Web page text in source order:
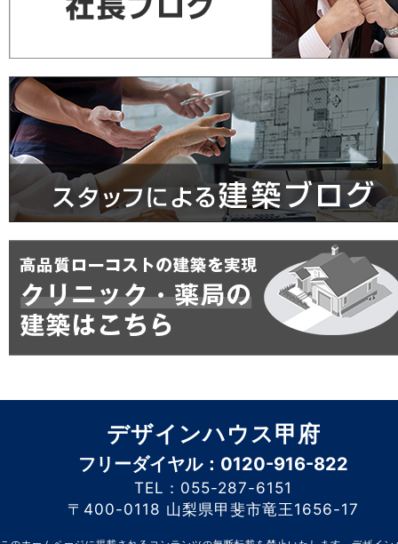
デザインハウス甲府
フリーダイヤル：0120-916-822
TEL：055-287-6151
〒400-0118 山梨県甲斐市竜王1656-17